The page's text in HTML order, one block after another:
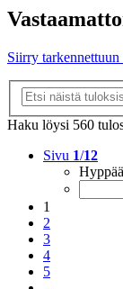
Siirry tarkennettuun
Haku löysi 560
Sivu 1/12
1
2
3
4
5